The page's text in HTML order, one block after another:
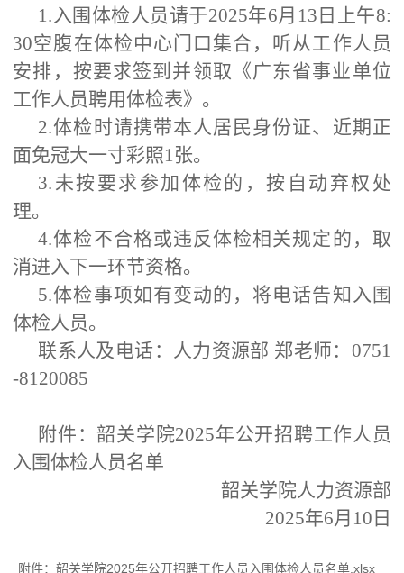
1.入围体检人员请于2025年6月13日上午8:
30空腹在体检中心门口集合，听从工作人员
安排，按要求签到并领取《广东省事业单位
工作人员聘用体检表》。
2.体检时请携带本人居民身份证、近期正
面免冠大一寸彩照1张。
3.未按要求参加体检的，按自动弃权处
理。
4.体检不合格或违反体检相关规定的，取
消进入下一环节资格。
5.体检事项如有变动的，将电话告知入围
体检人员。
联系人及电话：人力资源部 郑老师：0751
-8120085
附件：韶关学院2025年公开招聘工作人员
入围体检人员名单
韶关学院人力资源部
2025年6月10日
附件： 韶关学院2025年公开招聘工作人员入围体检人员名单.xlsx